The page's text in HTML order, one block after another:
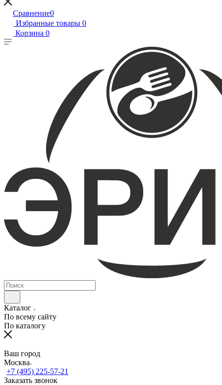
Сравнение0
Избранные товары 0
Корзина 0
Каталог
По всему сайту
По каталогу
Ваш город
Москва
+7 (495) 225-57-21
Заказать звонок